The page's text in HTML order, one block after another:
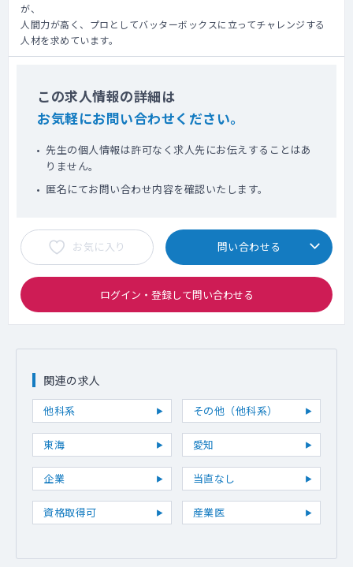
が、
人間力が高く、プロとしてバッターボックスに立ってチャレンジする
人材を求めています。
この求人情報の詳細は
お気軽にお問い合わせください。
先生の個人情報は許可なく求人先にお伝えすることはあ
りません。
匿名にてお問い合わせ内容を確認いたします。
お気に入り 問い合わせる
ログイン・登録して問い合わせる
関連の求人
他科系 その他（他科系）
東海 愛知
企業 当直なし
資格取得可 産業医